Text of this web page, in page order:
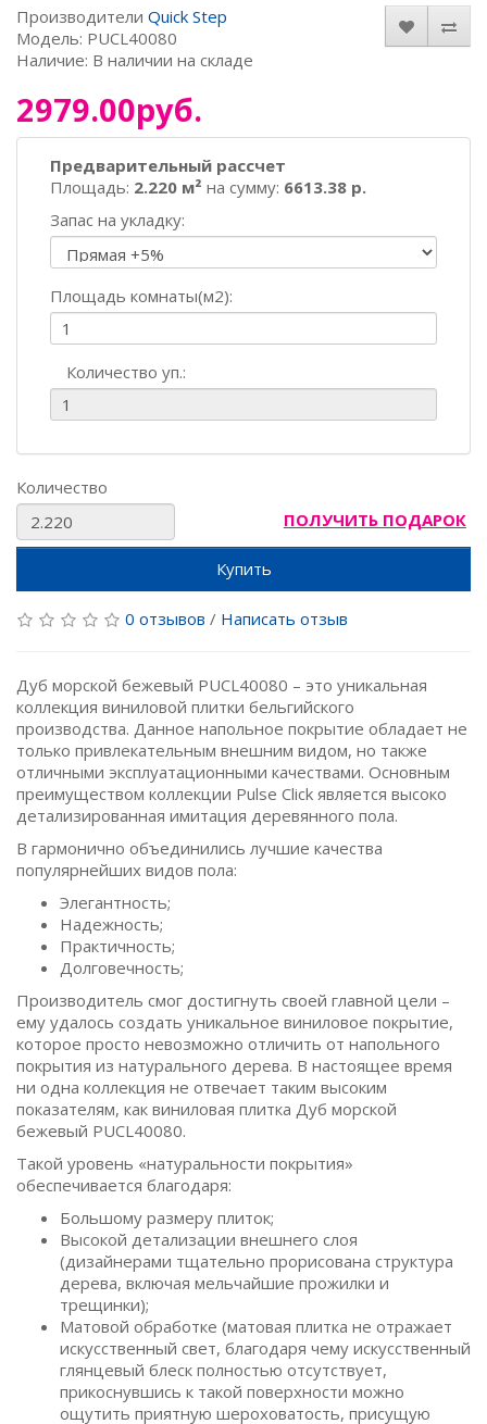
Производители Quick Step
Модель: PUCL40080
Наличие: В наличии на складе
2979.00руб.
Предварительный рассчет
Площадь: 2.220 м² на сумму: 6613.38 р.
Запас на укладку:
Площадь комнаты(м2):
Количество уп.:
Количество
ПОЛУЧИТЬ ПОДАРОК
Купить
0 отзывов / Написать отзыв
Дуб морской бежевый PUCL40080 – это уникальная
коллекция виниловой плитки бельгийского
производства. Данное напольное покрытие обладает не
только привлекательным внешним видом, но также
отличными эксплуатационными качествами. Основным
преимуществом коллекции Pulse Click является высоко
детализированная имитация деревянного пола.
В гармонично объединились лучшие качества
популярнейших видов пола:
Элегантность;
Надежность;
Практичность;
Долговечность;
Производитель смог достигнуть своей главной цели –
ему удалось создать уникальное виниловое покрытие,
которое просто невозможно отличить от напольного
покрытия из натурального дерева. В настоящее время
ни одна коллекция не отвечает таким высоким
показателям, как виниловая плитка Дуб морской
бежевый PUCL40080.
Такой уровень «натуральности покрытия»
обеспечивается благодаря:
Большому размеру плиток;
Высокой детализации внешнего слоя
(дизайнерами тщательно прорисована структура
дерева, включая мельчайшие прожилки и
трещинки);
Матовой обработке (матовая плитка не отражает
искусственный свет, благодаря чему искусственный
глянцевый блеск полностью отсутствует,
прикоснувшись к такой поверхности можно
ощутить приятную шероховатость, присущую